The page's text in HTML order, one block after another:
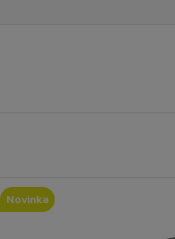
Novinka